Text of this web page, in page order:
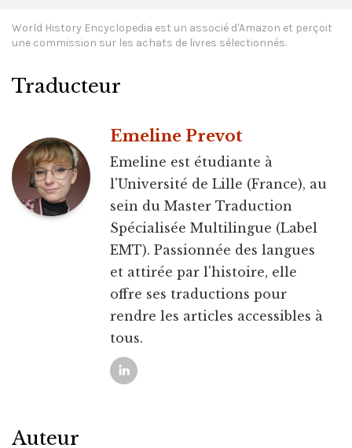
World History Encyclopedia est un associé d'Amazon et perçoit
une commission sur les achats de livres sélectionnés.
Traducteur
Emeline Prevot
Emeline est étudiante à
l'Université de Lille (France), au
sein du Master Traduction
Spécialisée Multilingue (Label
EMT). Passionnée des langues
et attirée par l'histoire, elle
offre ses traductions pour
rendre les articles accessibles à
tous.
Auteur